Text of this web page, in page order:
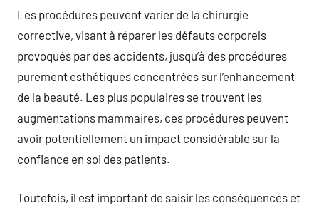
Les procédures peuvent varier de la chirurgie
corrective, visant à réparer les défauts corporels
provoqués par des accidents, jusqu’à des procédures
purement esthétiques concentrées sur l’enhancement
de la beauté. Les plus populaires se trouvent les
augmentations mammaires, ces procédures peuvent
avoir potentiellement un impact considérable sur la
confiance en soi des patients.
Toutefois, il est important de saisir les conséquences et